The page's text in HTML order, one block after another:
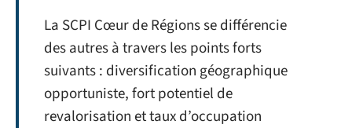
La SCPI Cœur de Régions se différencie
des autres à travers les points forts
suivants : diversification géographique
opportuniste, fort potentiel de
revalorisation et taux d’occupation